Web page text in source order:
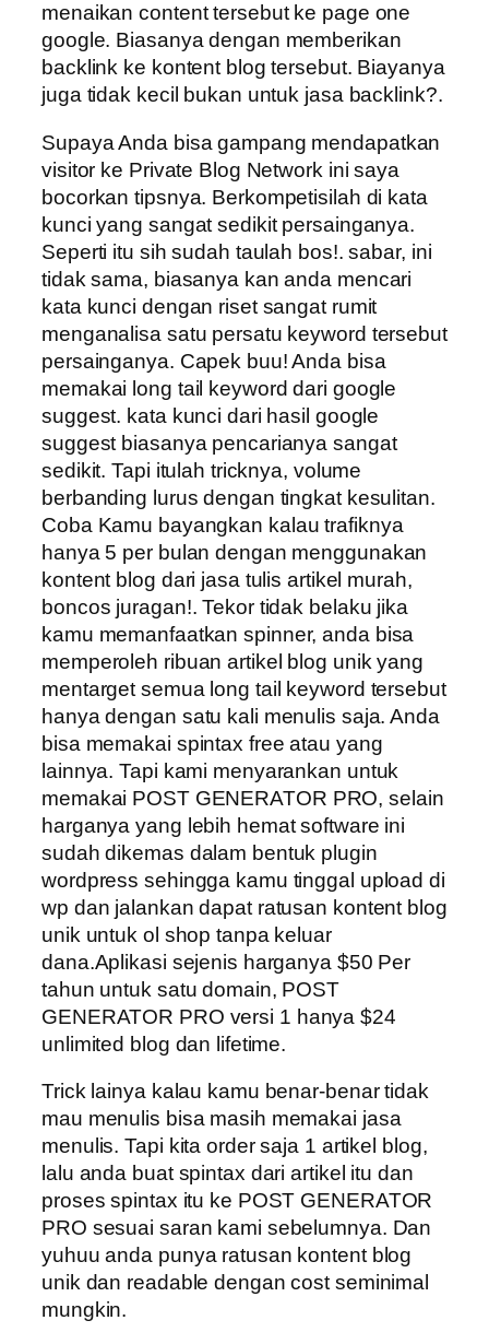
menaikan content tersebut ke page one
google. Biasanya dengan memberikan
backlink ke kontent blog tersebut. Biayanya
juga tidak kecil bukan untuk jasa backlink?.
Supaya Anda bisa gampang mendapatkan
visitor ke Private Blog Network ini saya
bocorkan tipsnya. Berkompetisilah di kata
kunci yang sangat sedikit persainganya.
Seperti itu sih sudah taulah bos!. sabar, ini
tidak sama, biasanya kan anda mencari
kata kunci dengan riset sangat rumit
menganalisa satu persatu keyword tersebut
persainganya. Capek buu! Anda bisa
memakai long tail keyword dari google
suggest. kata kunci dari hasil google
suggest biasanya pencarianya sangat
sedikit. Tapi itulah tricknya, volume
berbanding lurus dengan tingkat kesulitan.
Coba Kamu bayangkan kalau trafiknya
hanya 5 per bulan dengan menggunakan
kontent blog dari jasa tulis artikel murah,
boncos juragan!. Tekor tidak belaku jika
kamu memanfaatkan spinner, anda bisa
memperoleh ribuan artikel blog unik yang
mentarget semua long tail keyword tersebut
hanya dengan satu kali menulis saja. Anda
bisa memakai spintax free atau yang
lainnya. Tapi kami menyarankan untuk
memakai POST GENERATOR PRO, selain
harganya yang lebih hemat software ini
sudah dikemas dalam bentuk plugin
wordpress sehingga kamu tinggal upload di
wp dan jalankan dapat ratusan kontent blog
unik untuk ol shop tanpa keluar
dana.Aplikasi sejenis harganya $50 Per
tahun untuk satu domain, POST
GENERATOR PRO versi 1 hanya $24
unlimited blog dan lifetime.
Trick lainya kalau kamu benar-benar tidak
mau menulis bisa masih memakai jasa
menulis. Tapi kita order saja 1 artikel blog,
lalu anda buat spintax dari artikel itu dan
proses spintax itu ke POST GENERATOR
PRO sesuai saran kami sebelumnya. Dan
yuhuu anda punya ratusan kontent blog
unik dan readable dengan cost seminimal
mungkin.